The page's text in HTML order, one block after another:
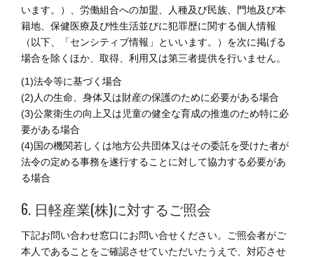
います。）、労働組合への加盟、人種及び民族、門地及び本
籍地、保健医療及び性生活並びに犯罪歴に関する個人情報
（以下、「センシティブ情報」といいます。）を次に掲げる
場合を除くほか、取得、利用又は第三者提供を行いません。
(1)法令等に基づく場合
(2)人の生命、身体又は財産の保護のために必要がある場合
(3)公衆衛生の向上又は児童の健全な育成の推進のため特に必
要がある場合
(4)国の機関若しくは地方公共団体又はその委託を受けた者が
法令の定める事務を遂行することに対して協力する必要があ
る場合
6. 日軽産業(株)に対するご照会
下記お問い合わせ窓口にお問い合せください。ご照会者がご
本人であることをご確認させていただいたうえで、対応させ